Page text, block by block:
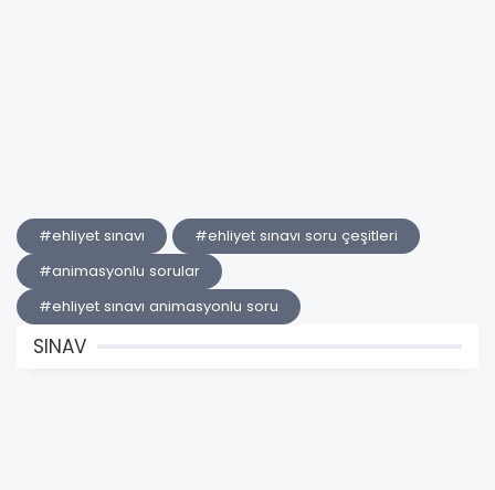
#ehliyet sınavı
#ehliyet sınavı soru çeşitleri
#animasyonlu sorular
#ehliyet sınavı animasyonlu soru
SINAV